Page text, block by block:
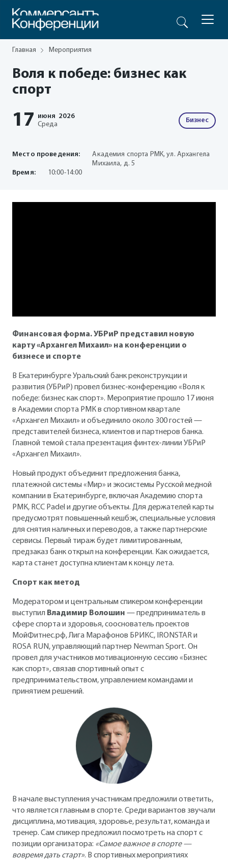
Главная Мероприятия
Воля к победе: бизнес как
спорт
17 июня 2026
Среда
Бизнес
Место проведения:
Академия спорта РМК, ул. Архангела
Михаила, д. 5
Время:
10:00-14:00
Финансовая форма. УБРиР представил новую
карту «Архангел Михаил» на конференции о
бизнесе и спорте
В Екатеринбурге Уральский банк реконструкции и
развития (УБРиР) провел бизнес-конференцию «Воля к
победе: бизнес как спорт». Мероприятие прошло 17 июня
в Академии спорта РМК в спортивном квартале
«Архангел Михаил» и объединило около 300 гостей —
представителей бизнеса, клиентов и партнеров банка.
Главной темой стала презентация финтех-линии УБРиР
«Архангел Михаил».
Новый продукт объединит предложения банка,
платежной системы «Мир» и экосистемы Русской медной
компании в Екатеринбурге, включая Академию спорта
РМК, RCC Padel и другие объекты. Для держателей карты
предусмотрят повышенный кешбэк, специальные условия
для снятия наличных и переводов, а также партнерские
сервисы. Первый тираж будет лимитированным,
предзаказ банк открыл на конференции. Как ожидается,
карта станет доступна клиентам к концу лета.
Спорт как метод
Модератором и центральным спикером конференции
выступил Владимир Волошин — предприниматель в
сфере спорта и здоровья, сооснователь проектов
МойФитнес.рф, Лига Марафонов БРИКС, IRONSTAR и
ROSA RUN, управляющий партнер Newman Sport. Он
провел для участников мотивационную сессию «Бизнес
как спорт», связав спортивный опыт с
предпринимательством, управлением командами и
принятием решений.
В начале выступления участникам предложили ответить,
что является главным в спорте. Среди вариантов звучали
дисциплина, мотивация, здоровье, результат, команда и
тренер. Сам спикер предложил посмотреть на спорт с
позиции организатора: «Самое важное в спорте —
вовремя дать старт». В спортивных мероприятиях